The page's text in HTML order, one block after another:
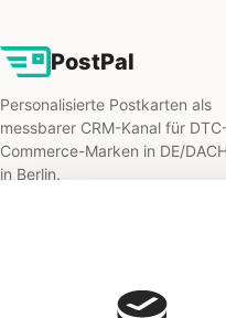
PostPal
Personalisierte Postkarten als
messbarer CRM-Kanal für
Commerce-Marken in DE/
in Berlin.